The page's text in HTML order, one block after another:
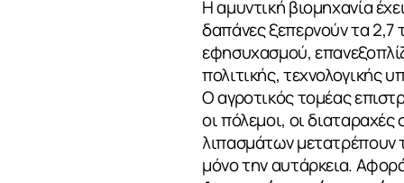
Η αμυντική βιομηχανία
δαπάνες ξεπερνούν τα 2,7
εφησυχασμού,
πολιτικής, τεχνολογικής
Ο αγροτικός τομέας
οι πόλεμοι, οι
λιπασμάτων μετατρέπουν
μόνο την αυτάρκεια.